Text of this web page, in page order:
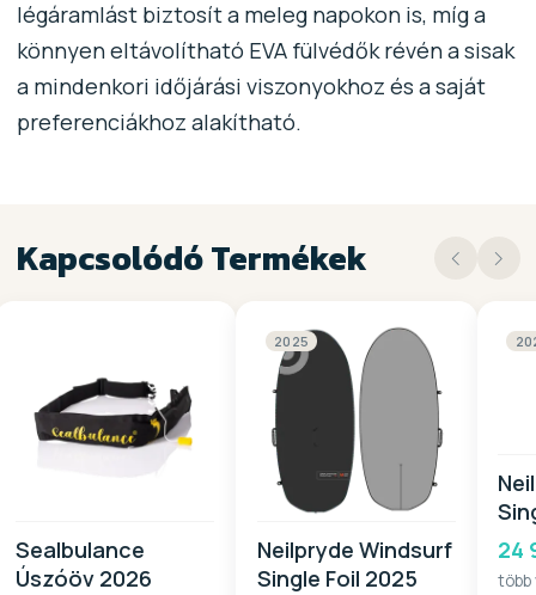
légáramlást biztosít a meleg napokon is, míg a
könnyen eltávolítható EVA fülvédők révén a sisak
a mindenkori időjárási viszonyokhoz és a saját
preferenciákhoz alakítható.
Kapcsolódó Termékek
Sealbulance
Úszóöv 2026
2025
Neilpryde Windsurf
Single Foil 2025
24